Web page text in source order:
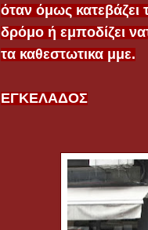
όταν όμως
δρόμο ή εμποδίζει
τα καθεστωτικα μμε.
ΕΓΚΕΛΑΔΟΣ